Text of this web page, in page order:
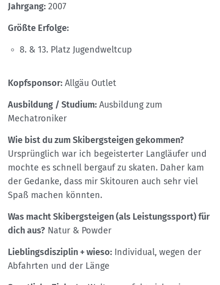
Jahrgang: 2007
Größte Erfolge:
8. & 13. Platz Jugendweltcup
Kopfsponsor: Allgäu Outlet
Ausbildung / Studium: Ausbildung zum
Mechatroniker
Wie bist du zum Skibergsteigen gekommen?
Ursprünglich war ich begeisterter Langläufer und
mochte es schnell bergauf zu skaten. Daher kam
der Gedanke, dass mir Skitouren auch sehr viel
Spaß machen könnten.
Was macht Skibergsteigen (als Leistungssport) für
dich aus? Natur & Powder
Lieblingsdisziplin + wieso: Individual, wegen der
Abfahrten und der Länge